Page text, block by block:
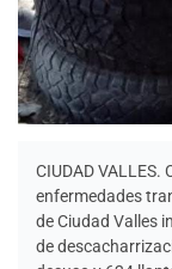
CIUDAD
enfermedades
de Ciudad Valles
de